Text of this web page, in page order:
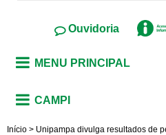
Ouvidoria
MENU PRINCIPAL
CAMPI
Início > Unipampa divulga resultados de